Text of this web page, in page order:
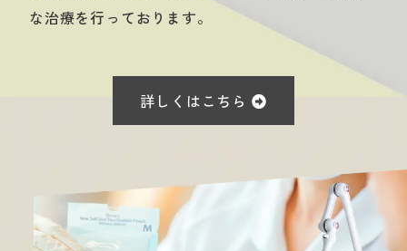
な治療を行っております。
詳しくはこちら